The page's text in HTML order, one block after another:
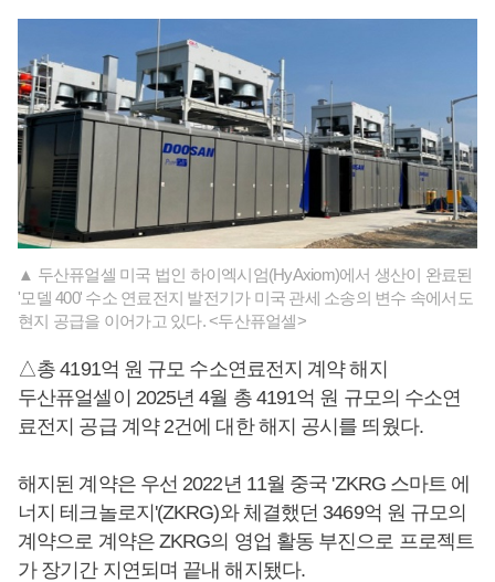
▲ 두산퓨얼셀 미국 법인 하이엑시엄(HyAxiom)에서 생산이 완료된
'모델 400' 수소 연료전지 발전기가 미국 관세 소송의 변수 속에서도
현지 공급을 이어가고 있다. <두산퓨얼셀>
△총 4191억 원 규모 수소연료전지 계약 해지
두산퓨얼셀이 2025년 4월 총 4191억 원 규모의 수소연
료전지 공급 계약 2건에 대한 해지 공시를 띄웠다.
해지된 계약은 우선 2022년 11월 중국 'ZKRG 스마트 에
너지 테크놀로지'(ZKRG)와 체결했던 3469억 원 규모의
계약으로 계약은 ZKRG의 영업 활동 부진으로 프로젝트
가 장기간 지연되며 끝내 해지됐다.